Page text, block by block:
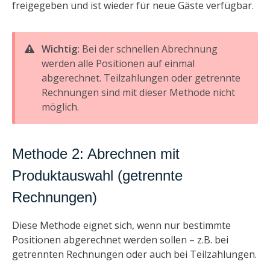
freigegeben und ist wieder für neue Gäste verfügbar.
Wichtig: Bei der schnellen Abrechnung
werden alle Positionen auf einmal
abgerechnet. Teilzahlungen oder getrennte
Rechnungen sind mit dieser Methode nicht
möglich.
Methode 2: Abrechnen mit
Produktauswahl (getrennte
Rechnungen)
Diese Methode eignet sich, wenn nur bestimmte
Positionen abgerechnet werden sollen – z.B. bei
getrennten Rechnungen oder auch bei Teilzahlungen.